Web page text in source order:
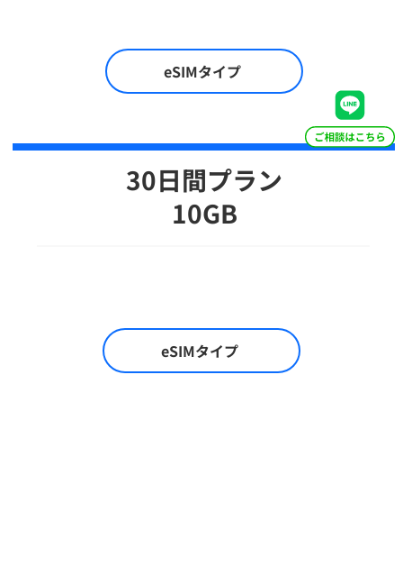
30日間プラン
10GB
eSIMタイプ
eSIMタイプ